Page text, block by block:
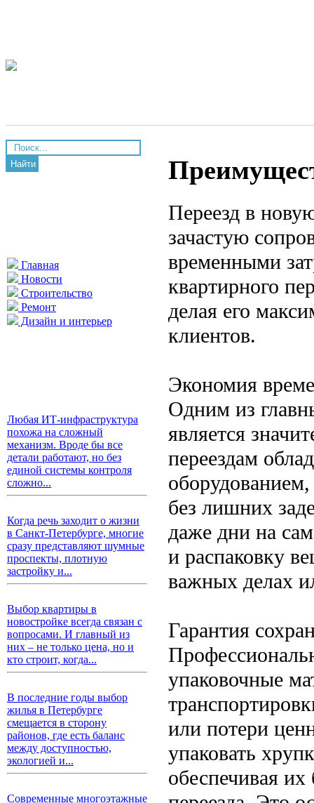
Найти
Главная
Новости
Строительство
Ремонт
Дизайн и интерьер
Любая ИТ-инфраструктура
похожа на сложный
механизм. Вроде бы все
детали работают, но без
единой системы контроля
сложно...
Когда речь заходит о жизни
в Санкт-Петербурге, многие
сразу представляют шумные
проспекты, плотную
застройку и...
Выбор квартиры в
новостройке всегда связан с
вопросами. И главный из
них – не только цена, но и
кто строит, когда...
В последние годы выбор
жилья в Петербурге
смещается в сторону
районов, где есть баланс
между доступностью,
экологией и...
Современные многоэтажные
Переезд в
зачастую
временными
квартирного
делая его
клиентов.
Экономия
Одним из
является
переездам
без лишних
даже дни на
и распаковку
важных делах
Гарантия
упаковочные
или потери
упаковать
обеспечивая